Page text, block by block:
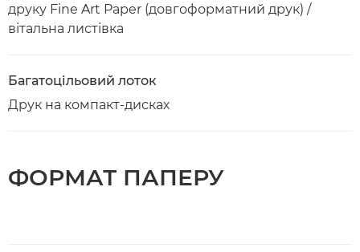
друку Fine Art Paper (довгоформатний друк) /
вітальна листівка
Багатоцільовий лоток
Друк на компакт-дисках
ФОРМАТ ПАПЕРУ